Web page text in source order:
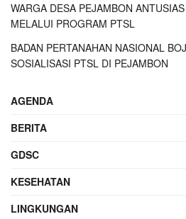
WARGA DESA PEJAMBON
MELALUI PROGRAM PTSL
BADAN PERTANAHAN NASIONAL
SOSIALISASI PTSL DI PEJAMBON
AGENDA
BERITA
GDSC
KESEHATAN
LINGKUNGAN